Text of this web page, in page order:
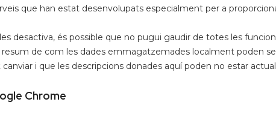
que han estat desenvolupats especialment per a
desactiva, és possible que no pugui gaudir de totes les
de com les dades emmagatzemades localment poden
i que les descripcions donades aquí poden no estar
Chrome